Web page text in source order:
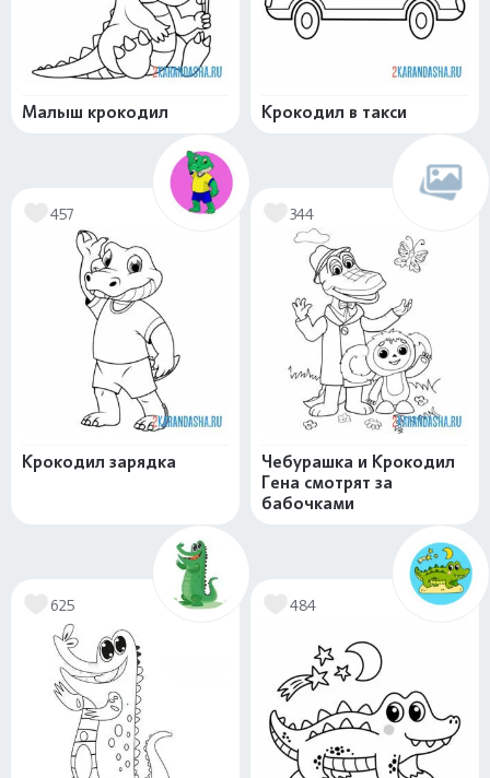
Малыш крокодил Крокодил в такси
457
Крокодил зарядка
344
Чебурашка и Крокодил
Гена смотрят за
бабочками
625 484